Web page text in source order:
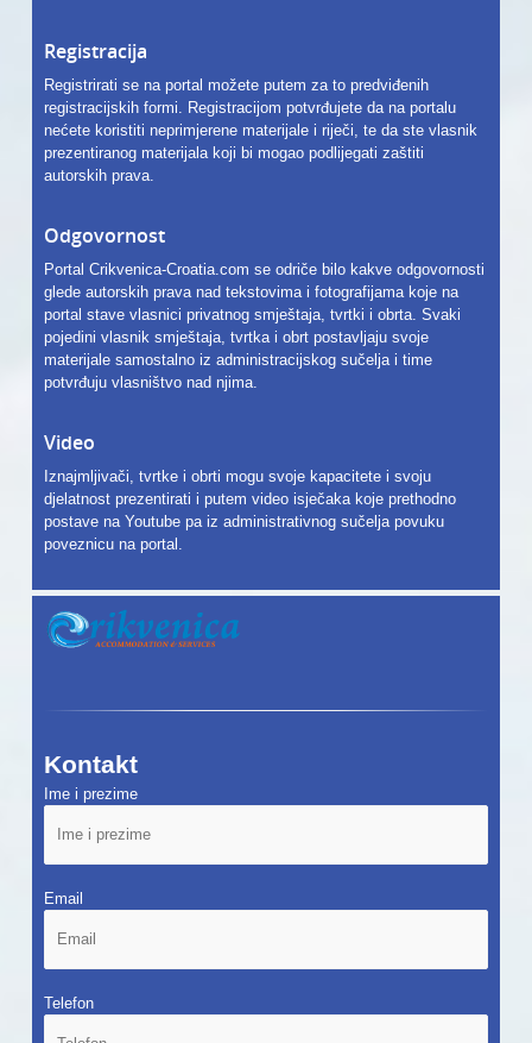
Registracija
Registrirati se na portal možete putem za to predviđenih
registracijskih formi. Registracijom potvrđujete da na portalu
nećete koristiti neprimjerene materijale i riječi, te da ste vlasnik
prezentiranog materijala koji bi mogao podlijegati zaštiti
autorskih prava.
Odgovornost
Portal Crikvenica-Croatia.com se odriče bilo kakve odgovornosti
glede autorskih prava nad tekstovima i fotografijama koje na
portal stave vlasnici privatnog smještaja, tvrtki i obrta. Svaki
pojedini vlasnik smještaja, tvrtka i obrt postavljaju svoje
materijale samostalno iz administracijskog sučelja i time
potvrđuju vlasništvo nad njima.
Video
Iznajmljivači, tvrtke i obrti mogu svoje kapacitete i svoju
djelatnost prezentirati i putem video isječaka koje prethodno
postave na Youtube pa iz administrativnog sučelja povuku
poveznicu na portal.
Kontakt
Ime i prezime
Email
Telefon